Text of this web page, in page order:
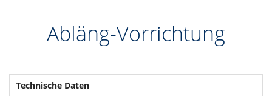
Abläng-Vorrichtung
Technische Daten